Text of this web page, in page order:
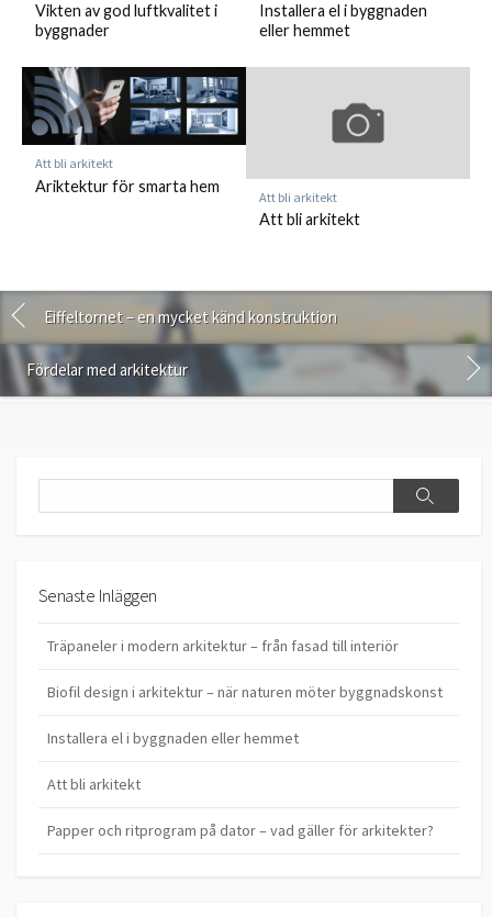
Vikten av god luftkvalitet i
byggnader
Installera el i byggnaden
eller hemmet
Att bli arkitekt
Ariktektur för smarta hem
Att bli arkitekt
Att bli arkitekt
Eiffeltornet – en mycket känd konstruktion
Fördelar med arkitektur
Search
Senaste Inläggen
Träpaneler i modern arkitektur – från fasad till interiör
Biofil design i arkitektur – när naturen möter byggnadskonst
Installera el i byggnaden eller hemmet
Att bli arkitekt
Papper och ritprogram på dator – vad gäller för arkitekter?